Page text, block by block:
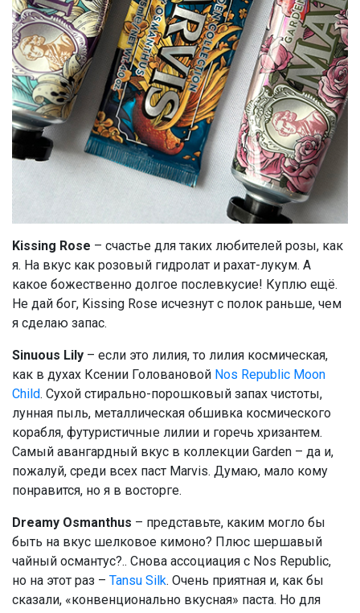
Kissing Rose – счастье для таких любителей розы, как
я. На вкус как розовый гидролат и рахат-лукум. А
какое божественно долгое послевкусие! Куплю ещё.
Не дай бог, Kissing Rose исчезнут с полок раньше, чем
я сделаю запас.
Sinuous Lily – если это лилия, то лилия космическая,
как в духах Ксении Головановой Nos Republic Moon
Child. Сухой стирально-порошковый запах чистоты,
лунная пыль, металлическая обшивка космического
корабля, футуристичные лилии и горечь хризантем.
Самый авангардный вкус в коллекции Garden – да и,
пожалуй, среди всех паст Marvis. Думаю, мало кому
понравится, но я в восторге.
Dreamy Osmanthus – представьте, каким могло бы
быть на вкус шелковое кимоно? Плюс шершавый
чайный османтус?.. Снова ассоциация с Nos Republic,
но на этот раз – Tansu Silk. Очень приятная и, как бы
сказали, «конвенционально вкусная» паста. Но для